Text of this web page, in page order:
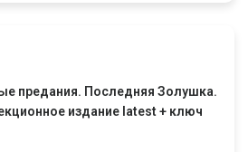
предания. Последняя Золушка.
издание latest + ключ